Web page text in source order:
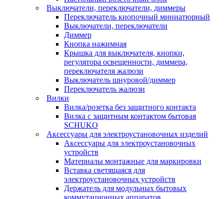
Выключатели, переключатели, диммеры
Переключатель кнопочный миниатюрный
Выключатели, переключатели
Диммер
Кнопка нажимная
Крышка для выключателя, кнопки,
регулятора освещенности, диммера,
переключателя жалюзи
Выключатель шнуровой/диммер
Переключатель жалюзи
Вилки
Вилка/розетка без защитного контакта
Вилка с защитным контактом бытовая
SCHUKO
Аксессуары для электроустановочных изделий
Аксессуары для электроустановочных
устройств
Материалы монтажные для маркировки
Вставка светящаяся для
электроустановочных устройств
Держатель для модульных бытовых
коммутационных аппаратов